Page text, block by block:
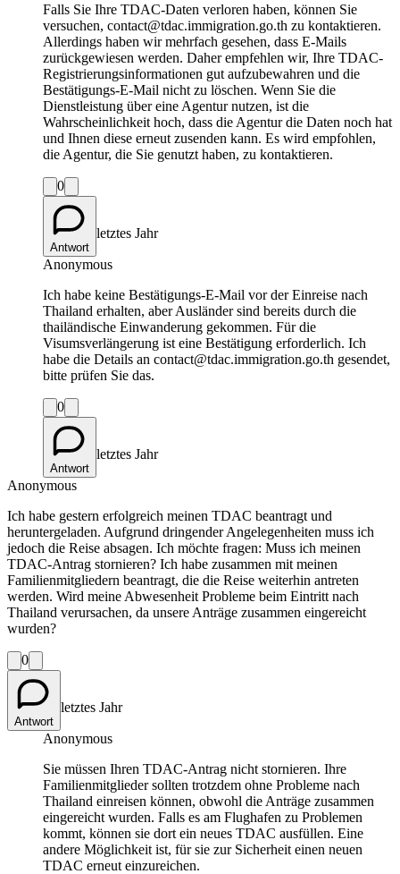
Falls Sie Ihre TDAC-Daten verloren haben, können Sie
versuchen, contact@tdac.immigration.go.th zu kontaktieren.
Allerdings haben wir mehrfach gesehen, dass E-Mails
zurückgewiesen werden. Daher empfehlen wir, Ihre TDAC-
Registrierungsinformationen gut aufzubewahren und die
Bestätigungs-E-Mail nicht zu löschen. Wenn Sie die
Dienstleistung über eine Agentur nutzen, ist die
Wahrscheinlichkeit hoch, dass die Agentur die Daten noch hat
und Ihnen diese erneut zusenden kann. Es wird empfohlen,
die Agentur, die Sie genutzt haben, zu kontaktieren.
0
Antwort
letztes Jahr
Anonymous
Ich habe keine Bestätigungs-E-Mail vor der Einreise nach
Thailand erhalten, aber Ausländer sind bereits durch die
thailändische Einwanderung gekommen. Für die
Visumsverlängerung ist eine Bestätigung erforderlich. Ich
habe die Details an contact@tdac.immigration.go.th gesendet,
bitte prüfen Sie das.
0
Antwort
letztes Jahr
Anonymous
Ich habe gestern erfolgreich meinen TDAC beantragt und
heruntergeladen. Aufgrund dringender Angelegenheiten muss ich
jedoch die Reise absagen. Ich möchte fragen: Muss ich meinen
TDAC-Antrag stornieren? Ich habe zusammen mit meinen
Familienmitgliedern beantragt, die die Reise weiterhin antreten
werden. Wird meine Abwesenheit Probleme beim Eintritt nach
Thailand verursachen, da unsere Anträge zusammen eingereicht
wurden?
0
Antwort
letztes Jahr
Anonymous
Sie müssen Ihren TDAC-Antrag nicht stornieren. Ihre
Familienmitglieder sollten trotzdem ohne Probleme nach
Thailand einreisen können, obwohl die Anträge zusammen
eingereicht wurden. Falls es am Flughafen zu Problemen
kommt, können sie dort ein neues TDAC ausfüllen. Eine
andere Möglichkeit ist, für sie zur Sicherheit einen neuen
TDAC erneut einzureichen.